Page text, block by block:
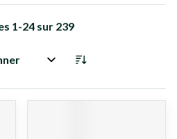
1-24sur 239